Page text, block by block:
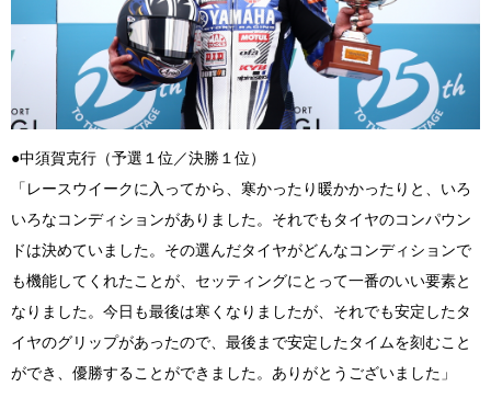
●中須賀克行（予選１位／決勝１位）
「レースウイークに入ってから、寒かったり暖かかったりと、いろ
いろなコンディションがありました。それでもタイヤのコンパウン
ドは決めていました。その選んだタイヤがどんなコンディションで
も機能してくれたことが、セッティングにとって一番のいい要素と
なりました。今日も最後は寒くなりましたが、それでも安定したタ
イヤのグリップがあったので、最後まで安定したタイムを刻むこと
ができ、優勝することができました。ありがとうございました」